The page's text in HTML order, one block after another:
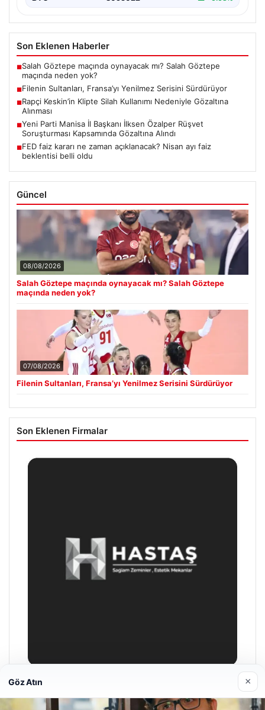
Son Eklenen Haberler
■Salah Göztepe maçında oynayacak mı? Salah Göztepe
maçında neden yok?
■Filenin Sultanları, Fransa’yı Yenilmez Serisini Sürdürüyor
■Rapçi Keskin’in Klipte Silah Kullanımı Nedeniyle Gözaltına
Alınması
■Yeni Parti Manisa İl Başkanı İlksen Özalper Rüşvet
Soruşturması Kapsamında Gözaltına Alındı
■FED faiz kararı ne zaman açıklanacak? Nisan ayı faiz
beklentisi belli oldu
Güncel
08/08/2026
Salah Göztepe maçında oynayacak mı? Salah Göztepe
maçında neden yok?
07/08/2026
Filenin Sultanları, Fransa’yı Yenilmez Serisini Sürdürüyor
Son Eklenen Firmalar
28/04/2026
Göz Atın ×